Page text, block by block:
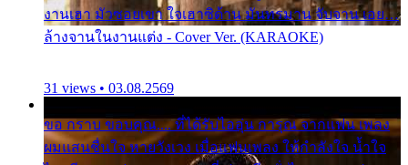
งานเฮา มัวซอยเขา ใจเฮาซิด้าน มันทรมาน จับจาน เอย…
ล้างจานในงานแต่ง - Cover Ver. (KARAOKE)
31 views • 03.08.2569
ขอ กราบ ขอบคุณ.... ที่ได้รับไออุ่น การุณ จากแฟน เพลง
ผมแสนชื่นใจ หายวังเวง เมื่อแฟนเพลง ให้กำลังใจ น้ำใจ